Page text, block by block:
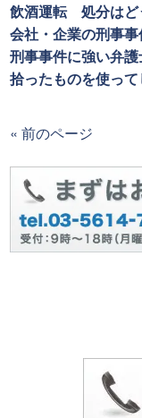
飲酒運転 処分はど
会社・企業の刑事
刑事事件に強い弁
拾ったものを使っ
« 前のページ